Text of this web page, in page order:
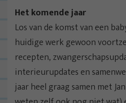
Het komende jaar
Los van de komst van een
huidige werk gewoon
recepten,
interieurupdates en
jaar heel graag samen met